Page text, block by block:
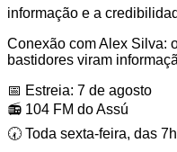
informação e a
Conexão com Alex Silva:
bastidores viram
📅 Estreia: 7 de agosto
📻 104 FM do Assú
🕢 Toda sexta-feira, das